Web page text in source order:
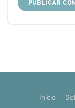
Início